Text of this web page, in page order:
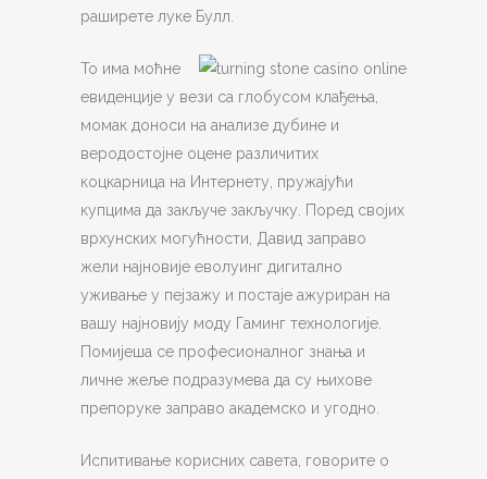
раширете луке Булл.
То има моћне
евиденције у вези са глобусом клађења,
момак доноси на анализе дубине и
веродостојне оцене различитих
коцкарница на Интернету, пружајући
купцима да закључе закључку. Поред својих
врхунских могућности, Давид заправо
жели најновије еволуинг дигитално
уживање у пејзажу и постаје ажуриран на
вашу најновију моду Гаминг технологије.
Помијеша се професионалног знања и
личне жеље подразумева да су њихове
препоруке заправо академско и угодно.
Испитивање корисних савета, говорите о